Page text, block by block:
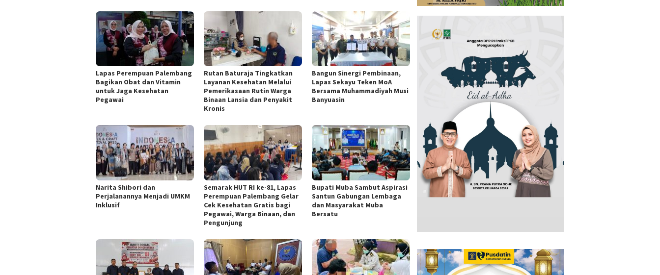
Lapas Perempuan Palembang
Bagikan Obat dan Vitamin
untuk Jaga Kesehatan
Pegawai
Rutan Baturaja Tingkatkan
Layanan Kesehatan Melalui
Pemerikasaan Rutin Warga
Binaan Lansia dan Penyakit
Kronis
Bangun Sinergi Pembinaan,
Lapas Sekayu Teken MoA
Bersama Muhammadiyah Musi
Banyuasin
Narita Shibori dan
Perjalanannya Menjadi UMKM
Inklusif
Semarak HUT RI ke-81, Lapas
Perempuan Palembang Gelar
Cek Kesehatan Gratis bagi
Pegawai, Warga Binaan, dan
Pengunjung
Bupati Muba Sambut Aspirasi
Santun Gabungan Lembaga
dan Masyarakat Muba
Bersatu